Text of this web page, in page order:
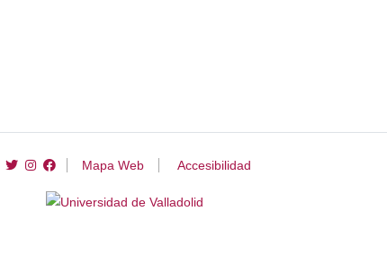
Enlace a Canal de YouTube de Centro VirtUVa
Enlace a Twitter de Centro VirtUVa
Enlace a Instagram de Centro VirtUVa
Enlace a Facebook de Centro VirtUVa
Mapa Web Accesibilidad